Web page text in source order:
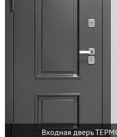
Входная дверь